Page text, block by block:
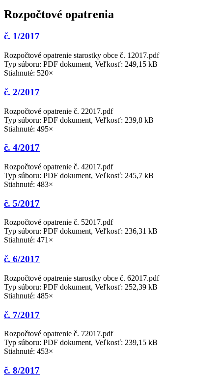
Rozpočtové opatrenia
č. 1/2017
Rozpočtové opatrenie starostky obce č. 12017.pdf
Typ súboru: PDF dokument, Veľkosť: 249,15 kB
Stiahnuté: 520×
č. 2/2017
Rozpočtové opatrenie č. 22017.pdf
Typ súboru: PDF dokument, Veľkosť: 239,8 kB
Stiahnuté: 495×
č. 4/2017
Rozpočtové opatrenie č. 42017.pdf
Typ súboru: PDF dokument, Veľkosť: 245,7 kB
Stiahnuté: 483×
č. 5/2017
Rozpočtové opatrenie č. 52017.pdf
Typ súboru: PDF dokument, Veľkosť: 236,31 kB
Stiahnuté: 471×
č. 6/2017
Rozpočtové opatrenie starostky obce č. 62017.pdf
Typ súboru: PDF dokument, Veľkosť: 252,39 kB
Stiahnuté: 485×
č. 7/2017
Rozpočtové opatrenie č. 72017.pdf
Typ súboru: PDF dokument, Veľkosť: 239,15 kB
Stiahnuté: 453×
č. 8/2017